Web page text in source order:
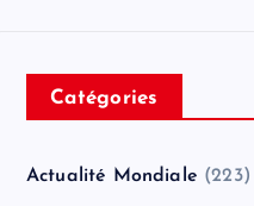
Catégories
Actualité Mondiale (223)